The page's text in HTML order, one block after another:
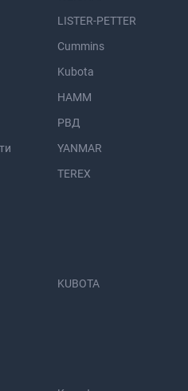
LISTER-PETTER
Cummins
Kubota
HAMM
РВД
YANMAR
TEREX
KUBOTA